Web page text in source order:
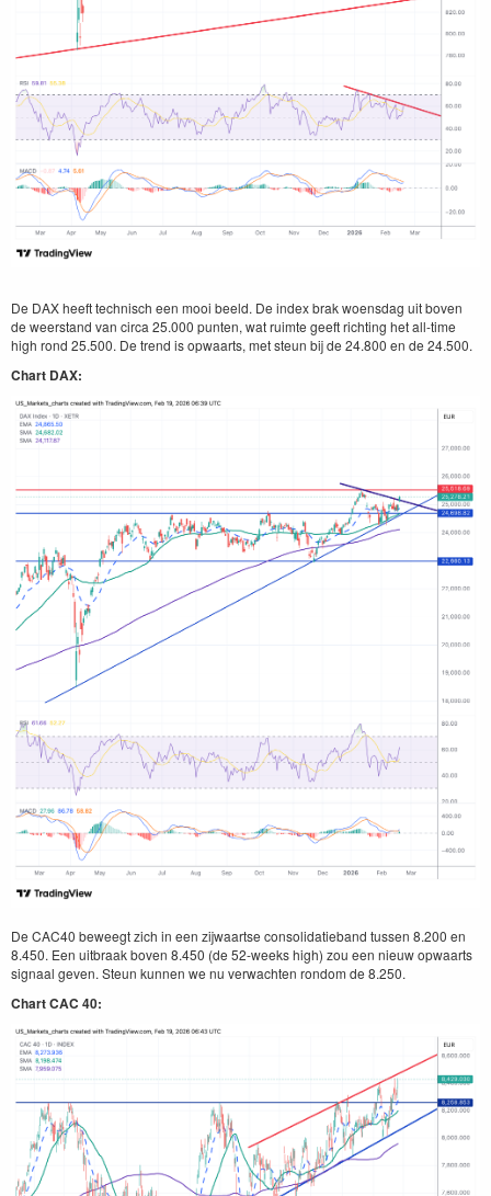
De DAX heeft technisch een mooi beeld. De index brak woensdag uit boven
de weerstand van circa 25.000 punten, wat ruimte geeft richting het all-time
high rond 25.500. De trend is opwaarts, met steun bij de 24.800 en de 24.500.
Chart DAX:
De CAC40 beweegt zich in een zijwaartse consolidatieband tussen 8.200 en
8.450. Een uitbraak boven 8.450 (de 52-weeks high) zou een nieuw opwaarts
signaal geven. Steun kunnen we nu verwachten rondom de 8.250.
Chart CAC 40: